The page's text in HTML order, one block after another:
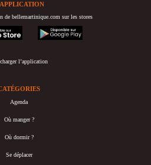
de bellemartinique.com sur les stores
googleplay
l’application
Agenda
Où manger ?
Où dormir ?
Se déplacer